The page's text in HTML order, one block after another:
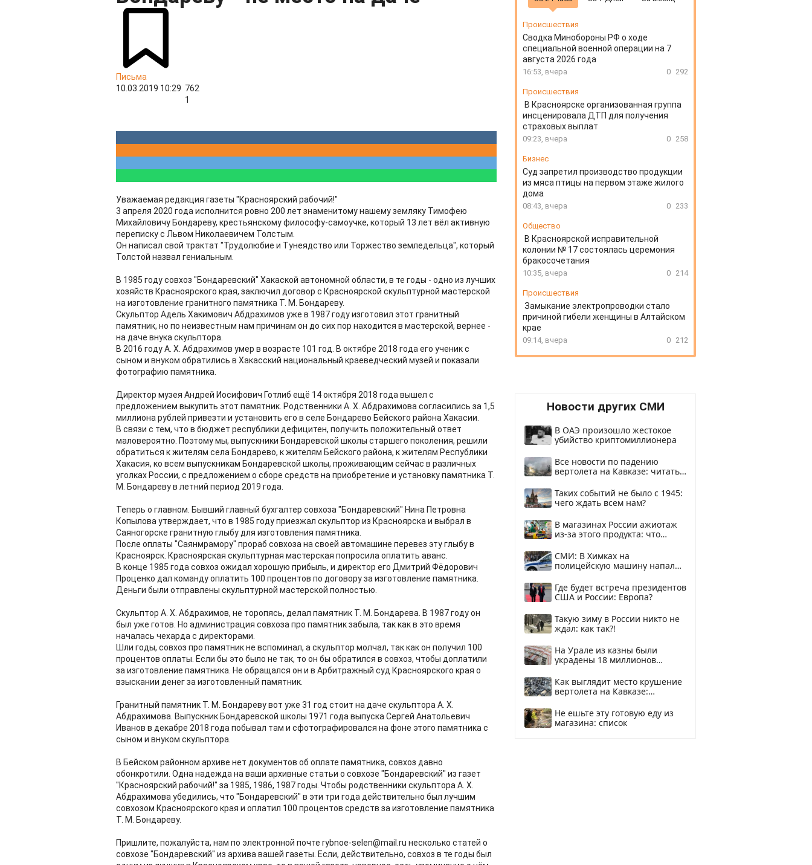
Письма
10.03.2019 10:29 762
1
Уважаемая редакция газеты "Красноярский рабочий!"
3 апреля 2020 года исполнится ровно 200 лет знаменитому нашему земляку Тимофею
Михайловичу Бондареву, крестьянскому философу-самоучке, который 13 лет вёл активную
переписку с Львом Николаевичем Толстым.
Он написал свой трактат "Трудолюбие и Тунеядство или Торжество земледельца", который
Толстой назвал гениальным.
В 1985 году совхоз "Бондаревский" Хакаской автономной области, в те годы - одно из лучших
хозяйств Красноярского края, заключил договор с Красноярской скульптурной мастерской
на изготовление гранитного памятника Т. М. Бондареву.
Скульптор Адель Хакимович Абдрахимов уже в 1987 году изготовил этот гранитный
памятник, но по неизвестным нам причинам он до сих пор находится в мастерской, вернее -
на даче внука скульптора.
В 2016 году А. Х. Абдрахимов умер в возрасте 101 год. В октябре 2018 года его ученик с
сыном и внуком обратились в Хакасский национальный краеведческий музей и показали
фотографию памятника.
Директор музея Андрей Иосифович Готлиб ещё 14 октября 2018 года вышел с
предложением выкупить этот памятник. Родственники А. Х. Абдрахимова согласились за 1,5
миллиона рублей привезти и установить его в селе Бондарево Бейского района Хакасии.
В связи с тем, что в бюджет республики дефицитен, получить положительный ответ
маловероятно. Поэтому мы, выпускники Бондаревской школы старшего поколения, решили
обратиться к жителям села Бондарево, к жителям Бейского района, к жителям Республики
Хакасия, ко всем выпускникам Бондаревской школы, проживающим сейчас в различных
уголках России, с предложением о сборе средств на приобретение и установку памятника Т.
М. Бондареву в летний период 2019 года.
Теперь о главном. Бывший главный бухгалтер совхоза "Бондаревский" Нина Петровна
Копылова утверждает, что в 1985 году приезжал скульптор из Красноярска и выбрал в
Саяногорске гранитную глыбу для изготовления памятника.
После оплаты "Саянмрамору" прораб совхоза на своей автомашине перевез эту глыбу в
Красноярск. Красноярская скульптурная мастерская попросила оплатить аванс.
В конце 1985 года совхоз ожидал хорошую прибыль, и директор его Дмитрий Фёдорович
Проценко дал команду оплатить 100 процентов по договору за изготовление памятника.
Деньги были отправлены скульптурной мастерской полностью.
Скульптор А. Х. Абдрахимов, не торопясь, делал памятник Т. М. Бондарева. В 1987 году он
был уже готов. Но администрация совхоза про памятник забыла, так как в это время
началась чехарда с директорами.
Шли годы, совхоз про памятник не вспоминал, а скульптор молчал, так как он получил 100
процентов оплаты. Если бы это было не так, то он бы обратился в совхоз, чтобы доплатили
за изготовление памятника. Не обращался он и в Арбитражный суд Красноярского края о
взыскании денег за изготовленный памятник.
Гранитный памятник Т. М. Бондареву вот уже 31 год стоит на даче скульптора А. Х.
Абдрахимова. Выпускник Бондаревской школы 1971 года выпуска Сергей Анатольевич
Иванов в декабре 2018 года побывал там и сфотографировался на фоне этого памятника с
сыном и внуком скульптора.
В Бейском районном архиве нет документов об оплате памятника, совхоз давно
обонкротили. Одна надежда на ваши архивные статьи о совхозе "Бондаревский" из газет
"Красноярский рабочий!" за 1985, 1986, 1987 годы. Чтобы родственники скульптора А. Х.
Абдрахимова убедились, что "Бондаревский" в эти три года действительно был лучшим
совхозом Красноярского края и оплатил 100 процентов средств за изготовление памятника
Т. М. Бондареву.
Пришлите, пожалуйста, нам по электронной почте rybnoe-selen@mail.ru несколько статей о
совхозе "Бондаревский" из архива вашей газеты. Если, действительно, совхоз в те годы был
Происшествия
Сводка Минобороны РФ о ходе
специальной военной операции на 7
августа 2026 года
16:53, вчера 0 292
Происшествия
В Красноярске организованная группа
инсценировала ДТП для получения
страховых выплат
09:23, вчера 0 258
Бизнес
Суд запретил производство продукции
из мяса птицы на первом этаже жилого
дома
08:43, вчера 0 233
Общество
В Красноярской исправительной
колонии № 17 состоялась церемония
бракосочетания
10:35, вчера 0 214
Происшествия
Замыкание электропроводки стало
причиной гибели женщины в Алтайском
крае
09:14, вчера 0 212
Новости других СМИ
В ОАЭ произошло жестокое
убийство криптомиллионера
Все новости по падению
вертолета на Кавказе: читать
Таких событий не было с 1945:
чего ждать всем нам?
В магазинах России ажиотаж
из-за этого продукта: что
СМИ: В Химках на
полицейскую машину напали
Где будет встреча президентов
США и России: Европа?
Такую зиму в России никто не
ждал: как так?!
На Урале из казны были
украдены 18 миллионов
Как выглядит место крушение
вертолета на Кавказе:
Не ешьте эту готовую еду из
магазина: список